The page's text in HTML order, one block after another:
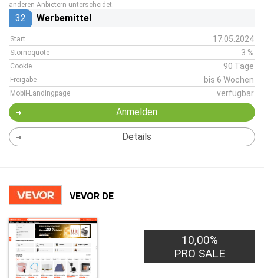
anderen Anbietern unterscheidet.
32 Werbemittel
Start 17.05.2024
Stornoquote 3 %
Cookie 90 Tage
Freigabe bis 6 Wochen
Mobil-Landingpage verfügbar
Anmelden
Details
VEVOR DE
10,00%
PRO SALE